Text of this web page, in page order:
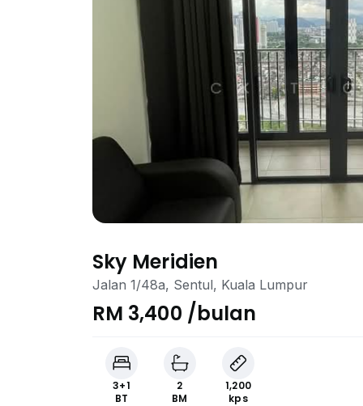
Sky Meridien
Jalan 1/48a, Sentul, Kuala Lumpur
RM 3,400 /bulan
3+1
BT
2
BM
1,200
kps